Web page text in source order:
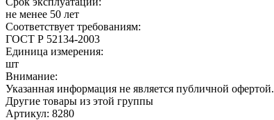
не менее 50 лет
Соответствует требованиям:
ГОСТ Р 52134-2003
Единица измерения:
шт
Внимание:
Указанная информация не является публичной офертой.
Другие товары из этой группы
Артикул: 8280